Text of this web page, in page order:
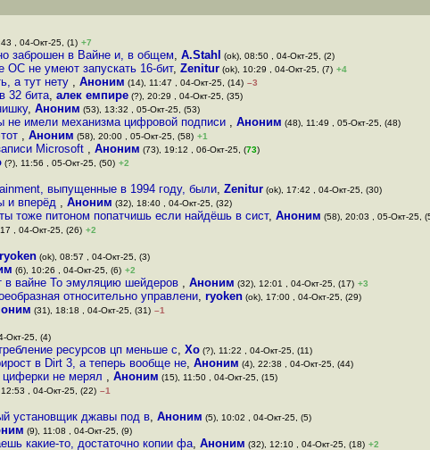
, 04-Окт-25, (1) +7
заброшен в Вайне и, в общем, A.Stahl (ok), 08:50 , 04-Окт-25, (2)
ОС не умеют запускать 16-бит, Zenitur (ok), 10:29 , 04-Окт-25, (7) +4
а тут нету , Аноним (14), 11:47 , 04-Окт-25, (14) –3
32 бита, алек емпире (?), 20:29 , 04-Окт-25, (35)
, Аноним (53), 13:32 , 05-Окт-25, (53)
не имели механизма цифровой подписи , Аноним (48), 11:49 , 05-Окт-25, (48)
, Аноним (58), 20:00 , 05-Окт-25, (58) +1
Microsoft , Аноним (73), 19:12 , 06-Окт-25, (73)
(?), 11:56 , 05-Окт-25, (50) +2
выпущенные в 1994 году, были, Zenitur (ok), 17:42 , 04-Окт-25, (30)
и вперёд , Аноним (32), 18:40 , 04-Окт-25, (32)
тоже питоном попатчишь если найдёшь в сист, Аноним (58), 20:03 , 05-Окт-25,
, 04-Окт-25, (26) +2
ryoken (ok), 08:57 , 04-Окт-25, (3)
(6), 10:26 , 04-Окт-25, (6) +2
в вайне То эмуляцию шейдеров , Аноним (32), 12:01 , 04-Окт-25, (17) +3
относительно управлени, ryoken (ok), 17:00 , 04-Окт-25, (29)
(31), 18:18 , 04-Окт-25, (31) –1
Окт-25, (4)
ресурсов цп меньше с, Xo (?), 11:22 , 04-Окт-25, (11)
в Dirt 3, а теперь вообще не, Аноним (4), 22:38 , 04-Окт-25, (44)
циферки не мерял , Аноним (15), 11:50 , 04-Окт-25, (15)
, 04-Окт-25, (22) –1
установщик джавы под в, Аноним (5), 10:02 , 04-Окт-25, (5)
(9), 11:08 , 04-Окт-25, (9)
какие-то, достаточно копии фа, Аноним (32), 12:10 , 04-Окт-25, (18) +2